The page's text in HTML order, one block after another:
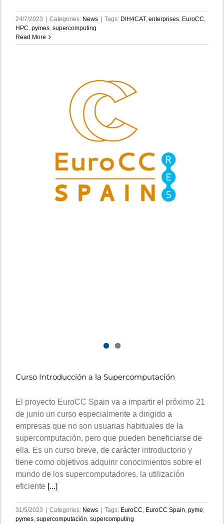
24/7/2023 | Categories: News | Tags: DIH4CAT, enterprises EuroCC
HPC pymes supercomputing
Read More
Curso Introducción a la Supercomputación
El proyecto EuroCC Spain va a impartir el próximo 21
de junio un curso especialmente a dirigido a
empresas que no son usuarias habituales de la
supercomputación, pero que pueden beneficiarse de
ella. Es un curso breve, de carácter introductorio y
tiene como objetivos adquirir conocimientos sobre el
mundo de los supercomputadores, la utilización
eficiente [...]
31/5/2023 | Categories: News | Tags: EuroCC EuroCC Spain pyme
pymes supercomputación supercomputing